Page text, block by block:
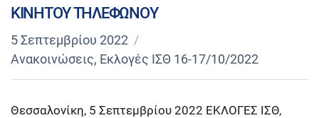
ΚΙΝΗΤΟΥ ΤΗΛΕΦΩΝΟΥ
5 Σεπτεμβρίου 2022
Ανακοινώσεις, Εκλογές ΙΣΘ 16-17/10/2022
Θεσσαλονίκη, 5 Σεπτεμβρίου 2022 ΕΚΛΟΓΕΣ ΙΣΘ,